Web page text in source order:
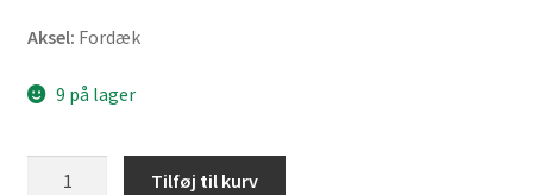
Aksel: Fordæk
9 på lager
Tilføj til kurv